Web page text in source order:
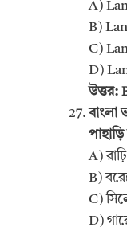
A)
B)
C)
D)
উত্তর:
বাংলা
A) রাঢ়ি
B)
C)
D)